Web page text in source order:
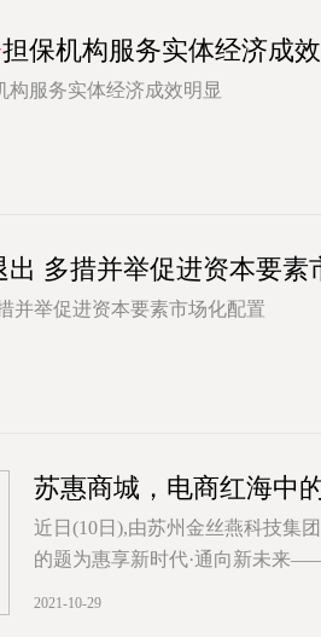
担保机构服务实体经济成
构服务实体经济成效明显
出 多措并举促进资本要素
并举促进资本要素市场化配置
苏惠商城，电商红海中
近日(10日),由苏州金丝燕科技集
的题为惠享新时代·通向新未来
2021-10-29